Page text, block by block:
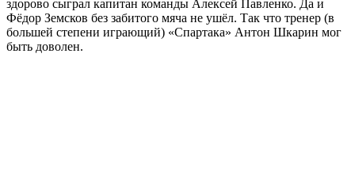
здорово сыграл капитан команды Алексей Павленко. Да и
Фёдор Земсков без забитого мяча не ушёл. Так что тренер (в
большей степени играющий) «Спартака» Антон Шкарин мог
быть доволен.